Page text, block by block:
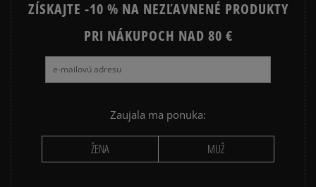
ZÍSKAJTE -10 % NA NEZĽAVNENÉ PRODUKTY
PRI NÁKUPOCH NAD 80 €
Zaujala ma ponuka:
ŽENA MUŽ